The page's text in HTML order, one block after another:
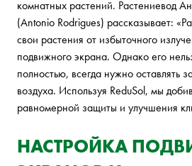
комнатных растений. Растениевод
(Antonio Rodrigues) рассказывает:
свои растения от избыточного
подвижного экрана. Однако его
полностью, всегда нужно оставлять
воздуха. Используя ReduSol, мы
равномерной защиты и улучшения
НАСТРОЙКА